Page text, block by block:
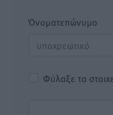
Όνοματεπώνυμο
Φύλαξε τα